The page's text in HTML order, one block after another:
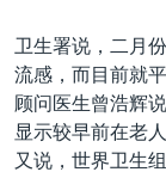
台海两岸关系
南中国海争端
关注西藏
其他语言网站
卫生署说，二月
流感，而目前就
顾问医生曾浩辉
显示较早前在老
又说，世界卫生